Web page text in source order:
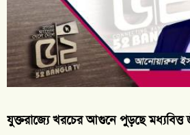
যুক্তরাজ্যে খরচের আগুনে পুড়ছে মধ্যবিত্ত